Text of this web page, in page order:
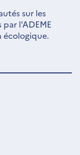
sur les
l'ADEME
écologique.